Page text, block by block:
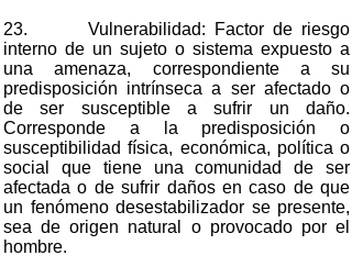
23. Vulnerabilidad: Factor de riesgo
interno de un sujeto o sistema expuesto a
una amenaza, correspondiente a su
predisposición intrínseca a ser afectado o
de ser susceptible a sufrir un daño.
Corresponde a la predisposición o
susceptibilidad física, económica, política o
social que tiene una comunidad de ser
afectada o de sufrir daños en caso de que
un fenómeno desestabilizador se presente,
sea de origen natural o provocado por el
hombre.